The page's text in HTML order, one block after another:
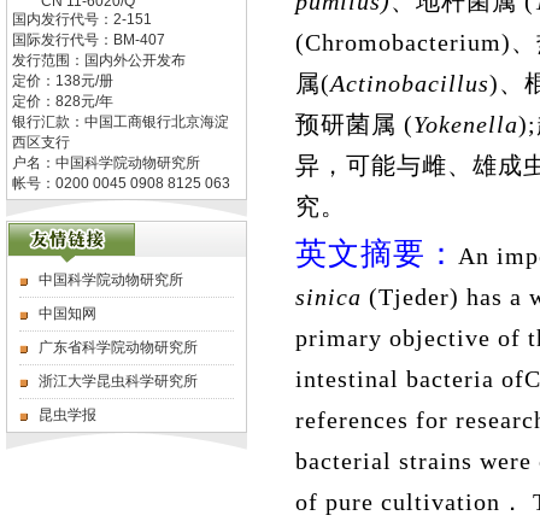
国内发行代号： 2-151
国际发行代号： BM-407
发行范围：国内外公开发布
定价： 138元/册
定价： 828元/年
银行汇款：中国工商银行北京海淀
西区支行
户名：中国科学院动物研究所
帐号：0200 0045 0908 8125 063
中国科学院动物研究所
中国知网
广东省科学院动物研究所
浙江大学昆虫科学研究所
昆虫学报
(Chromobacterium)、
属(Actinobacillus)、
预研菌属 (Yokenella);
异 ， 可能与雌、 雄成
究。
英文摘要：
An
sinica (Tjeder) has a
primary objective of
intestinal bacteria ofC
references for
bacterial strains
of pure cultivation ．